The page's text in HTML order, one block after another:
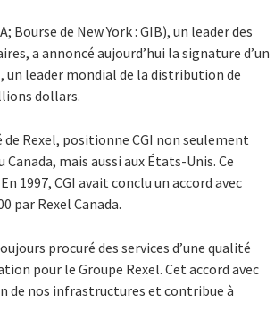
Bourse de New York : GIB), un leader des
a annoncé aujourd’hui la signature d’un
un leader mondial de la distribution de
dollars.
Rexel, positionne CGI non seulement
mais aussi aux États-Unis. Ce
1997, CGI avait conclu un accord avec
par Rexel Canada.
procuré des services d’une qualité
pour le Groupe Rexel. Cet accord avec
de nos infrastructures et contribue à